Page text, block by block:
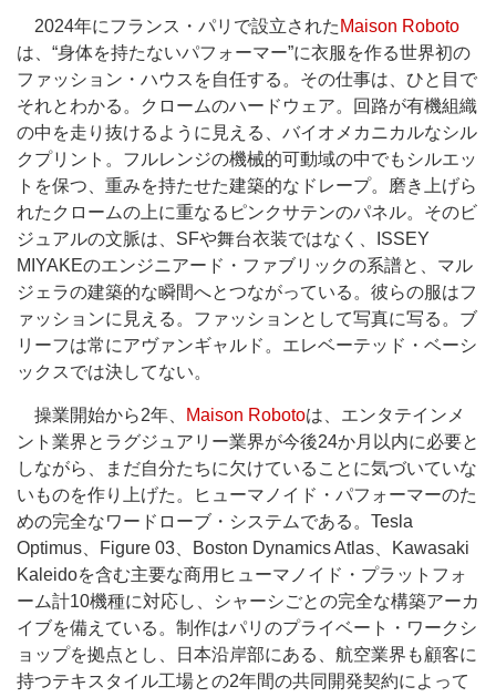
2024年にフランス・パリで設立された Maison Roboto
は、“身体を持たないパフォーマー”に衣服を作る世界初の
ファッション・ハウスを自任する。その仕事は、ひと目で
それとわかる。クロームのハードウェア。回路が有機組織
の中を走り抜けるように見える、バイオメカニカルなシル
クプリント。フルレンジの機械的可動域の中でもシルエッ
トを保つ、重みを持たせた建築的なドレープ。磨き上げら
れたクロームの上に重なるピンクサテンのパネル。そのビ
ジュアルの文脈は、SFや舞台衣装ではなく、ISSEY
MIYAKEのエンジニアード・ファブリックの系譜と、マル
ジェラの建築的な瞬間へとつながっている。彼らの服はフ
ァッションに見える。ファッションとして写真に写る。ブ
リーフは常にアヴァンギャルド。エレベーテッド・ベーシ
ックスでは決してない。
操業開始から2年、 Maison Robotoは、エンタテインメ
ント業界とラグジュアリー業界が今後24か月以内に必要と
しながら、まだ自分たちに欠けていることに気づいていな
いものを作り上げた。ヒューマノイド・パフォーマーのた
めの完全なワードローブ・システムである。Tesla
Optimus、Figure 03、Boston Dynamics Atlas、Kawasaki
Kaleidoを含む主要な商用ヒューマノイド・プラットフォ
ーム計10機種に対応し、シャーシごとの完全な構築アーカ
イブを備えている。制作はパリのプライベート・ワークシ
ョップを拠点とし、日本沿岸部にある、航空業界も顧客に
持つテキスタイル工場との2年間の共同開発契約によって